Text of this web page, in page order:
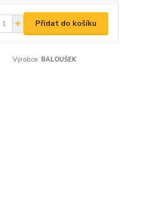
Přidat do košíku
Výrobce: BALOUŠEK